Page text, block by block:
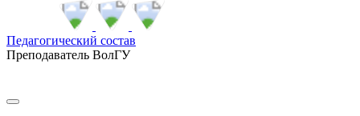
Педагогический состав
Преподаватель ВолГУ